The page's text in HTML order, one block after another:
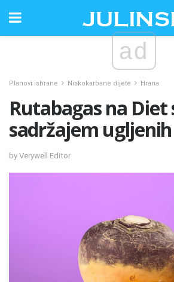
ad
Planovi ishrane Niskokarbane dijete Hrana
Rutabagas na Diet
sadržajem
by Verywell Editor